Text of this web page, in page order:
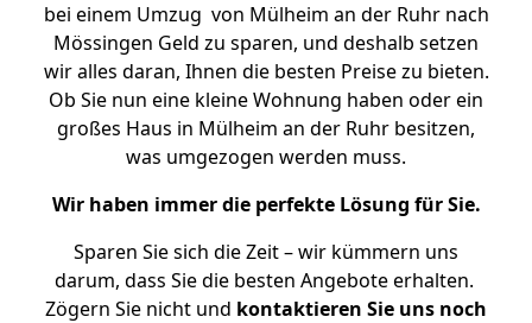
bei einem Umzug von Mülheim an der Ruhr nach
Mössingen Geld zu sparen, und deshalb setzen
wir alles daran, Ihnen die besten Preise zu bieten.
Ob Sie nun eine kleine Wohnung haben oder ein
großes Haus in Mülheim an der Ruhr besitzen,
was umgezogen werden muss.
Wir haben immer die perfekte Lösung für Sie.
Sparen Sie sich die Zeit – wir kümmern uns
darum, dass Sie die besten Angebote erhalten.
Zögern Sie nicht und kontaktieren Sie uns noch